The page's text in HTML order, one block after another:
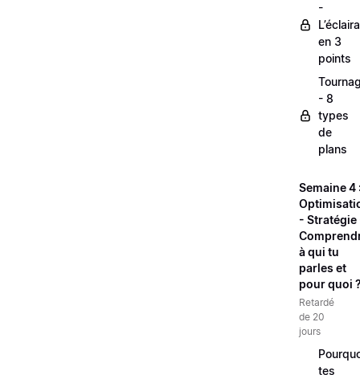
-
en 3
points
- 8
types
de
plans
Semaine 4
- Stratégie
à qui tu
parles et
pour quoi
Retardé
de 20
jours
tes